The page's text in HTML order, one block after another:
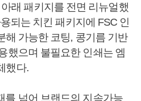
아래 패키지를 전면 리뉴얼했
되는 치킨 패키지에 FSC 인
해 가능한 코팅, 콩기름 기반
했으며 불필요한 인쇄는 엠
했다.
를 넘어 브랜드의 지속가능